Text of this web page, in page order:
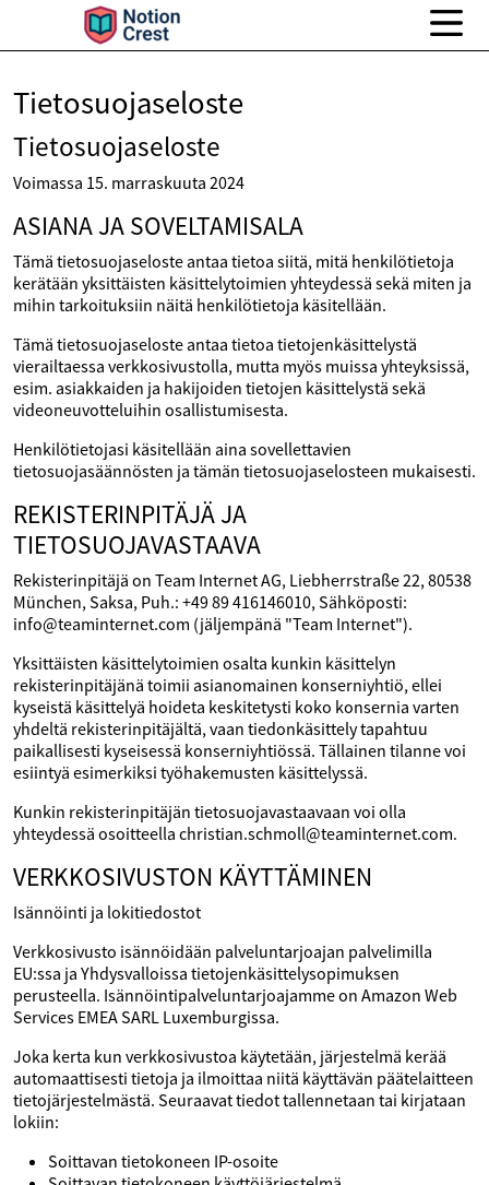
Tietosuojaseloste
Tietosuojaseloste
Voimassa 15. marraskuuta 2024
ASIANA JA SOVELTAMISALA
Tämä tietosuojaseloste antaa tietoa siitä, mitä henkilötietoja
kerätään yksittäisten käsittelytoimien yhteydessä sekä miten ja
mihin tarkoituksiin näitä henkilötietoja käsitellään.
Tämä tietosuojaseloste antaa tietoa tietojenkäsittelystä
vierailtaessa verkkosivustolla, mutta myös muissa yhteyksissä,
esim. asiakkaiden ja hakijoiden tietojen käsittelystä sekä
videoneuvotteluihin osallistumisesta.
Henkilötietojasi käsitellään aina sovellettavien
tietosuojasäännösten ja tämän tietosuojaselosteen mukaisesti.
REKISTERINPITÄJÄ JA
TIETOSUOJAVASTAAVA
Rekisterinpitäjä on Team Internet AG, Liebherrstraße 22, 80538
München, Saksa, Puh.: +49 89 416146010, Sähköposti:
info@teaminternet.com (jäljempänä "Team Internet").
Yksittäisten käsittelytoimien osalta kunkin käsittelyn
rekisterinpitäjänä toimii asianomainen konserniyhtiö, ellei
kyseistä käsittelyä hoideta keskitetysti koko konsernia varten
yhdeltä rekisterinpitäjältä, vaan tiedonkäsittely tapahtuu
paikallisesti kyseisessä konserniyhtiössä. Tällainen tilanne voi
esiintyä esimerkiksi työhakemusten käsittelyssä.
Kunkin rekisterinpitäjän tietosuojavastaavaan voi olla
yhteydessä osoitteella christian.schmoll@teaminternet.com.
VERKKOSIVUSTON KÄYTTÄMINEN
Isännöinti ja lokitiedostot
Verkkosivusto isännöidään palveluntarjoajan palvelimilla
EU:ssa ja Yhdysvalloissa tietojenkäsittelysopimuksen
perusteella. Isännöintipalveluntarjoajamme on Amazon Web
Services EMEA SARL Luxemburgissa.
Joka kerta kun verkkosivustoa käytetään, järjestelmä kerää
automaattisesti tietoja ja ilmoittaa niitä käyttävän päätelaitteen
tietojärjestelmästä. Seuraavat tiedot tallennetaan tai kirjataan
lokiin:
Soittavan tietokoneen IP-osoite